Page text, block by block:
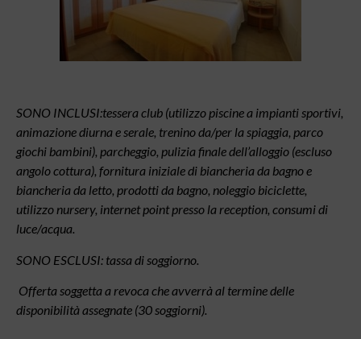
SONO INCLUSI:tessera club (utilizzo piscine a impianti sportivi,
animazione diurna e serale, trenino da/per la spiaggia, parco
giochi bambini), parcheggio, pulizia finale dell’alloggio (escluso
angolo cottura), fornitura iniziale di biancheria da bagno e
biancheria da letto, prodotti da bagno, noleggio biciclette,
utilizzo nursery, internet point presso la reception, consumi di
luce/acqua.
SONO ESCLUSI: tassa di soggiorno.
Offerta soggetta a revoca che avverrà al termine delle
disponibilità assegnate (30 soggiorni).